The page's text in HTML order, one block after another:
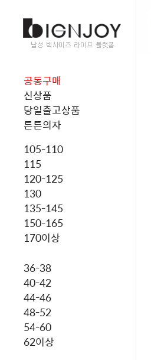
공동구매
신상품
당일출고상품
튼튼의자
105-110
115
120-125
130
135-145
150-165
170이상
36-38
40-42
44-46
48-52
54-60
62이상